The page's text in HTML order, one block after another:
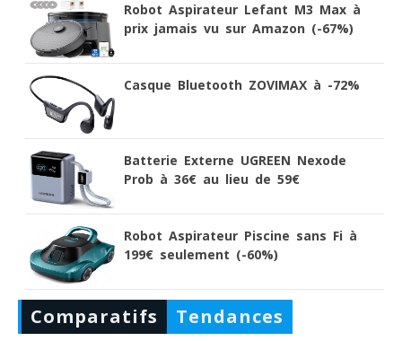
Robot Aspirateur Lefant M3 Max à
prix jamais vu sur Amazon (-67%)
Casque Bluetooth ZOVIMAX à -72%
Batterie Externe UGREEN Nexode
Prob à 36€ au lieu de 59€
Robot Aspirateur Piscine sans Fi à
199€ seulement (-60%)
Comparatifs Tendances